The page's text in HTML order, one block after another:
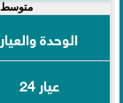
متوسط
الوحدة والعيار
عيار 24